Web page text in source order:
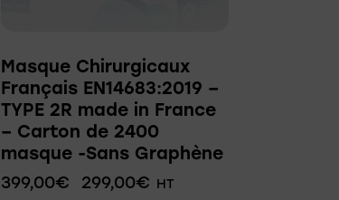
Masque Chirurgicaux
Français EN14683:2019 –
TYPE 2R made in France
– Carton de 2400
masque -Sans Graphène
399,00€ 299,00€ HT